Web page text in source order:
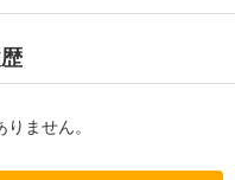
ません。